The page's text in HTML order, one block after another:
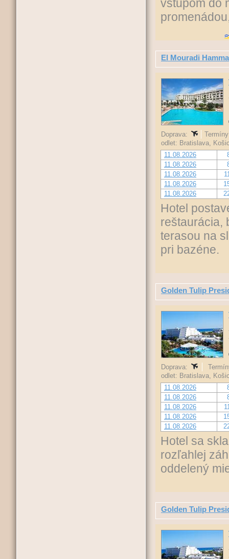
vstupom do
El Mouradi
Doprava:
odlet: Bratislava,
11.08.2026
11.08.2026
11.08.2026
11.08.2026
11.08.2026
Hotel
reštaurácia,
terasou na
pri bazéne.
Golden Tulip
Doprava:
odlet: Bratislava,
11.08.2026
11.08.2026
11.08.2026
11.08.2026
11.08.2026
Hotel sa
rozľahlej
oddelený
Golden Tulip